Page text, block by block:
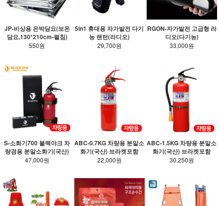
JP-비상용 은박담요(보온
담요,130*210cm-펼침)
550원
5in1 휴대용 자가발전 다기
능 랜턴(라디오)
29,700원
RGON-자가발전 고급형 라
디오(다기능)
33,000원
S-소화기700 블랙야크 차
량겸용 분말소화기(국산)
47,000원
ABC-0.7KG 차량용 분말소
화기(국산) 브라켓포함
22,000원
ABC-1.5KG 차량용 분말소
화기(국산) 브라켓포함
30,250원